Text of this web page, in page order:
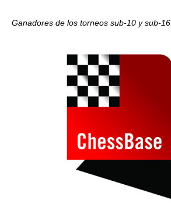
Ganadores de los torneos sub-10 y sub-16